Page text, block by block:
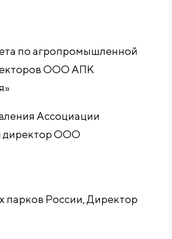
по агропромышленной
ООО АПК
Ассоциации
директор ООО
России, Директор